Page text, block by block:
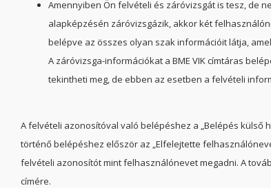
Amennyiben Ön felvételi és záróvizsgát is tesz, de
alapképzésén záróvizsgázik, akkor két
belépve az összes olyan szak információit látja,
A záróvizsga-információkat a BME VIK címtáras
tekintheti meg, de ebben az esetben a felvételi
A felvételi azonosítóval való belépéshez a „Belépés külső
történő belépéshez először az „Elfelejtette
felvételi azonosítót mint felhasználónevet megadni. A
címére.